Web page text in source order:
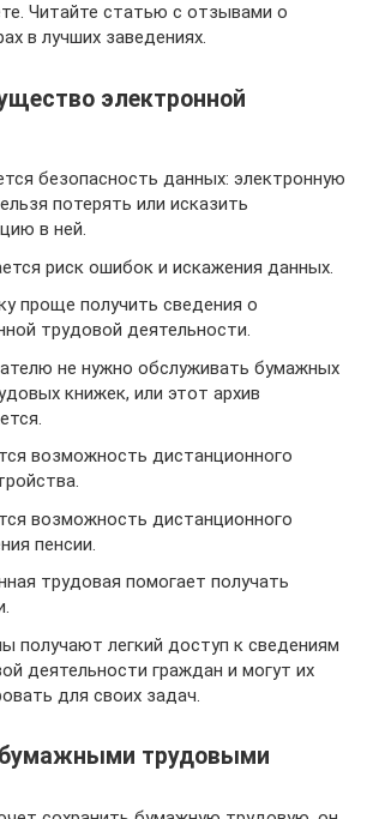
Читайте статью с отзывами о
в лучших заведениях.
электронной
безопасность данных: электронную
потерять или исказить
в ней.
риск ошибок и искажения данных.
проще получить сведения о
трудовой деятельности.
не нужно обслуживать бумажных
книжек, или этот архив
возможность дистанционного
возможность дистанционного
пенсии.
трудовая помогает получать
получают легкий доступ к сведениям
деятельности граждан и могут их
для своих задач.
бумажными трудовыми